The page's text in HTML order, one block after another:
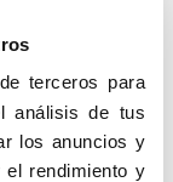
terceros para
análisis de tus
los anuncios y
el rendimiento y
a cabo para
enfermos
molestia y que
que
cuidable”.